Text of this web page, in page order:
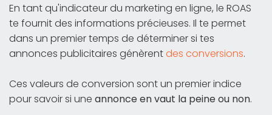
En tant qu'indicateur du marketing en ligne, le ROAS
te fournit des informations précieuses. Il te permet
dans un premier temps de déterminer si tes
annonces publicitaires génèrentdes conversions.
Ces valeurs de conversion sont un premier indice
pour savoir si une annonce en vaut la peine ou non.